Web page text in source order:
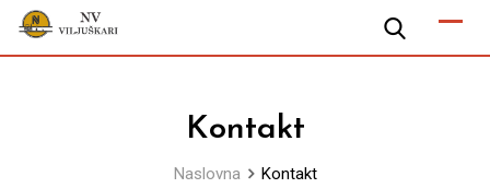
Skip
Kontakt
Naslovna Kontakt